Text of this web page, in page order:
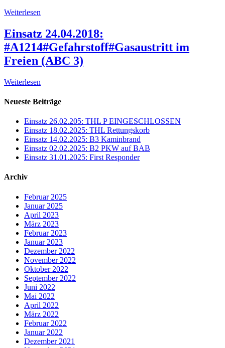
Weiterlesen
Einsatz 24.04.2018:
#A1214#Gefahrstoff#Gasaustritt im
Freien (ABC 3)
Weiterlesen
Neueste Beiträge
Einsatz 26.02.205: THL P EINGESCHLOSSEN
Einsatz 18.02.2025: THL Rettungskorb
Einsatz 14.02.2025: B3 Kaminbrand
Einsatz 02.02.2025: B2 PKW auf BAB
Einsatz 31.01.2025: First Responder
Archiv
Februar 2025
Januar 2025
April 2023
März 2023
Februar 2023
Januar 2023
Dezember 2022
November 2022
Oktober 2022
September 2022
Juni 2022
Mai 2022
April 2022
März 2022
Februar 2022
Januar 2022
Dezember 2021